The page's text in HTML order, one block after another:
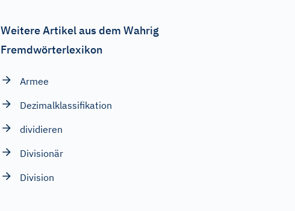
Weitere Artikel aus dem Wahrig
Fremdwörterlexikon
Armee
Dezimalklassifikation
dividieren
Divisionär
Division